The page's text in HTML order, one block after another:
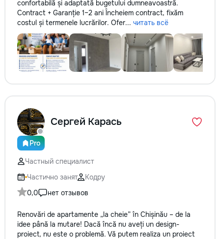
confortabilă și adaptată bugetului dumneavoastră.
Contract + Garanție 1–2 ani Încheiem contract, fixăm
costul și termenele lucrărilor. Ofer... читать всё
Pro
Сергей Карась
Частный специалист
Частично занят
Кодру
0,0
нет отзывов
Renovări de apartamente „la cheie” în Chișinău – de la
idee până la mutare! Dacă încă nu aveți un design-
proiect, nu este o problemă. Vă putem realiza un proiect